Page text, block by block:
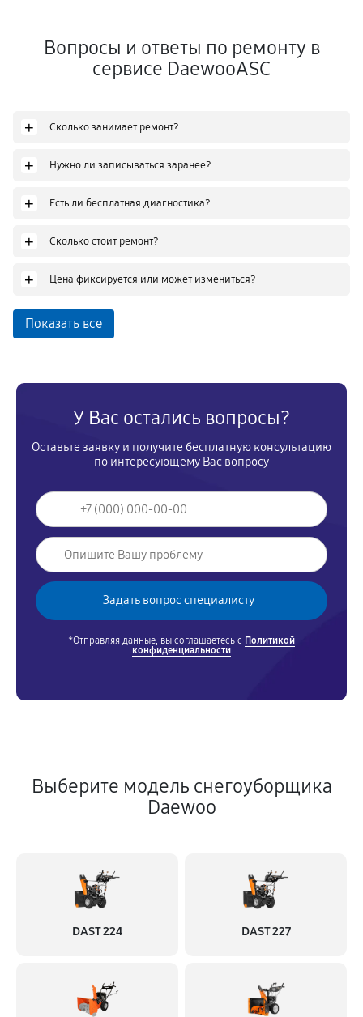
Вопросы и ответы по ремонту в
сервисе DaewooASC
+ Сколько занимает ремонт?
+ Нужно ли записываться заранее?
+ Есть ли бесплатная диагностика?
+ Сколько стоит ремонт?
+ Цена фиксируется или может измениться?
Показать все
У Вас остались вопросы?
Оставьте заявку и получите бесплатную консультацию
по интересующему Вас вопросу
*Отправляя данные, вы соглашаетесь с Политикой
конфиденциальности
Выберите модель снегоуборщика
Daewoo
DAST 224 DAST 227